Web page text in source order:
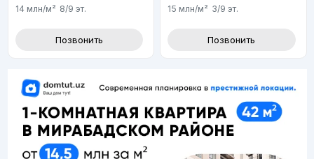
14 млн/м² 8/9 эт.
Позвонить
15 млн/м² 3/9 эт.
Позвонить